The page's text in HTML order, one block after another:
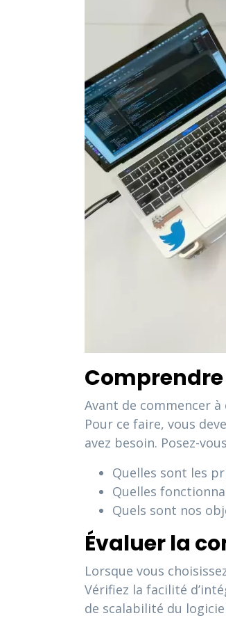
Avant de commencer
Pour ce faire, vous
avez besoin. Posez-
Quelles sont les
Quelles
Quels sont nos
Évaluer la
Lorsque vous
Vérifiez la facilité
de scalabilité du